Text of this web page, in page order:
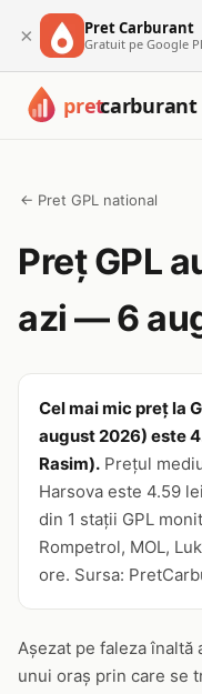
× Pret Carburant
Gratuit pe Google
← Pret GPL national
Preț GPL
azi — 6
Cel mai mic preț la
august 2026) este
Rasim). Prețul
Harsova este 4.59
din 1 stații GPL
Rompetrol, MOL,
ore. Sursa:
Așezat pe faleza înaltă
unui oraș prin care se